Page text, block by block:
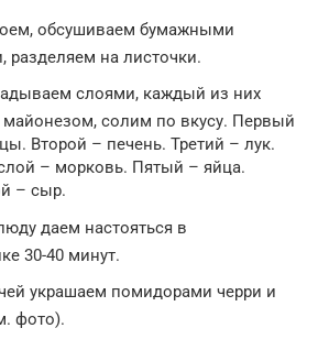
обсушиваем бумажными
разделяем на листочки.
слоями, каждый из них
солим по вкусу. Первый
Второй – печень. Третий – лук.
– морковь. Пятый – яйца.
– сыр.
даем настояться в
30-40 минут.
украшаем помидорами черри и
фото).